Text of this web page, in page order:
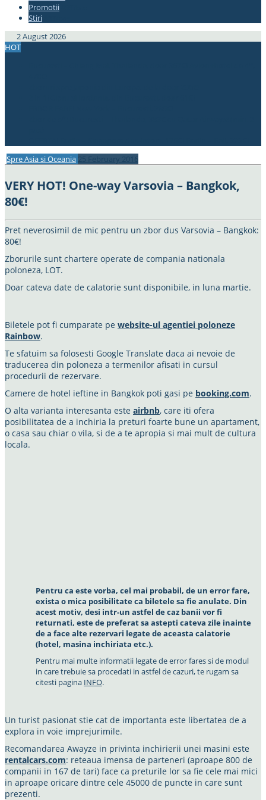
Promotii
Stiri
2 August 2026
HOT
Spre Asia si Oceania
VERY HOT! One-way Varsovia – Bangkok,
80€!
Pret neverosimil de mic pentru un zbor dus Varsovia – Bangkok:
80€!
Zborurile sunt chartere operate de compania nationala
poloneza, LOT.
Doar cateva date de calatorie sunt disponibile, in luna martie.
Biletele pot fi cumparate pe website-ul agentiei poloneze
Rainbow.
Te sfatuim sa folosesti Google Translate daca ai nevoie de
traducerea din poloneza a termenilor afisati in cursul
procedurii de rezervare.
Camere de hotel ieftine in Bangkok poti gasi pe booking.com.
O alta varianta interesanta este airbnb, care iti ofera
posibilitatea de a inchiria la preturi foarte bune un apartament,
o casa sau chiar o vila, si de a te apropia si mai mult de cultura
locala.
Pentru ca este vorba, cel mai probabil, de un error fare,
exista o mica posibilitate ca biletele sa fie anulate. Din
acest motiv, desi intr-un astfel de caz banii vor fi
returnati, este de preferat sa astepti cateva zile inainte
de a face alte rezervari legate de aceasta calatorie
(hotel, masina inchiriata etc.).
Pentru mai multe informatii legate de error fares si de modul
in care trebuie sa procedati in astfel de cazuri, te rugam sa
citesti pagina INFO.
Un turist pasionat stie cat de importanta este libertatea de a
explora in voie imprejurimile.
Recomandarea Awayze in privinta inchirierii unei masini este
rentalcars.com: reteaua imensa de parteneri (aproape 800 de
companii in 167 de tari) face ca preturile lor sa fie cele mai mici
in aproape oricare dintre cele 45000 de puncte in care sunt
prezenti.